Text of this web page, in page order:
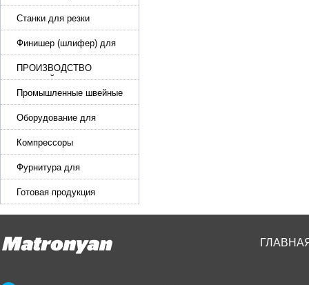
машины для стельки,
кошельков, сумок
Станки для резки
кожи.Станки для резки
стропы
Финишер (шлифер) для
обуви
ПРОИЗВОДСТВО
РЕМНЕЙ, СУМОК,
КОЖГАЛАНТЕРЕИ
Промышленные швейные
машины для кожи, обуви
Оборудование для
производства и резки
эластичной ленты и стропы
Компрессоры
Фурнитура для
производства ремней
Готовая продукция